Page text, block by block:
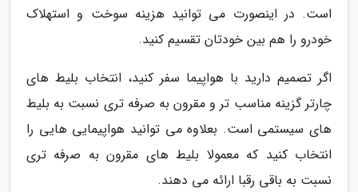
است. در اینصورت می توانید هزینه سوخت و استهلاک
خودرو را هم بین خودتان تقسیم کنید.
اگر تصمیم دارید با هواپیما سفر کنید، انتخاب بلیط های
چارتر گزینه مناسب تر و مقرون به صرفه تری نسبت به بلیط
های سیستمی است. بعلاوه می توانید هواپیمایی هایی را
انتخاب کنید که معمولا بلیط های مقرون به صرفه تری
نسبت به باقی رقبا ارائه می دهند.